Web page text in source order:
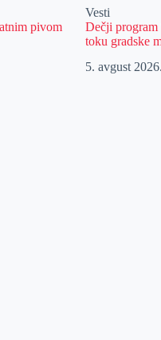
pivom
Vesti
Dečji program
toku gradske
5. avgust 2026.